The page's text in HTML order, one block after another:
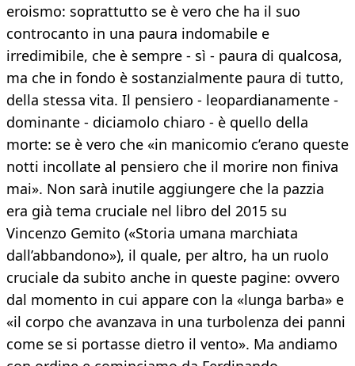
eroismo: soprattutto se è vero che ha il suo
controcanto in una paura indomabile e
irredimibile, che è sempre - sì - paura di qualcosa,
ma che in fondo è sostanzialmente paura di tutto,
della stessa vita. Il pensiero - leopardianamente -
dominante - diciamolo chiaro - è quello della
morte: se è vero che «in manicomio c’erano queste
notti incollate al pensiero che il morire non finiva
mai». Non sarà inutile aggiungere che la pazzia
era già tema cruciale nel libro del 2015 su
Vincenzo Gemito («Storia umana marchiata
dall’abbandono»), il quale, per altro, ha un ruolo
cruciale da subito anche in queste pagine: ovvero
dal momento in cui appare con la «lunga barba» e
«il corpo che avanzava in una turbolenza dei panni
come se si portasse dietro il vento». Ma andiamo